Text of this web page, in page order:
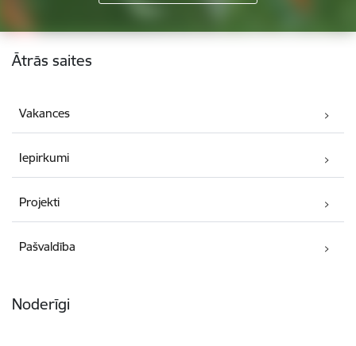
Kājene
Ātrās saites
Vakances
Iepirkumi
Projekti
Pašvaldība
Noderīgi